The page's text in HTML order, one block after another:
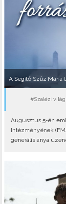
A Segítő Szűz Mária
#Szalézi világ
Augusztus 5-én
Intézményének
generális anya